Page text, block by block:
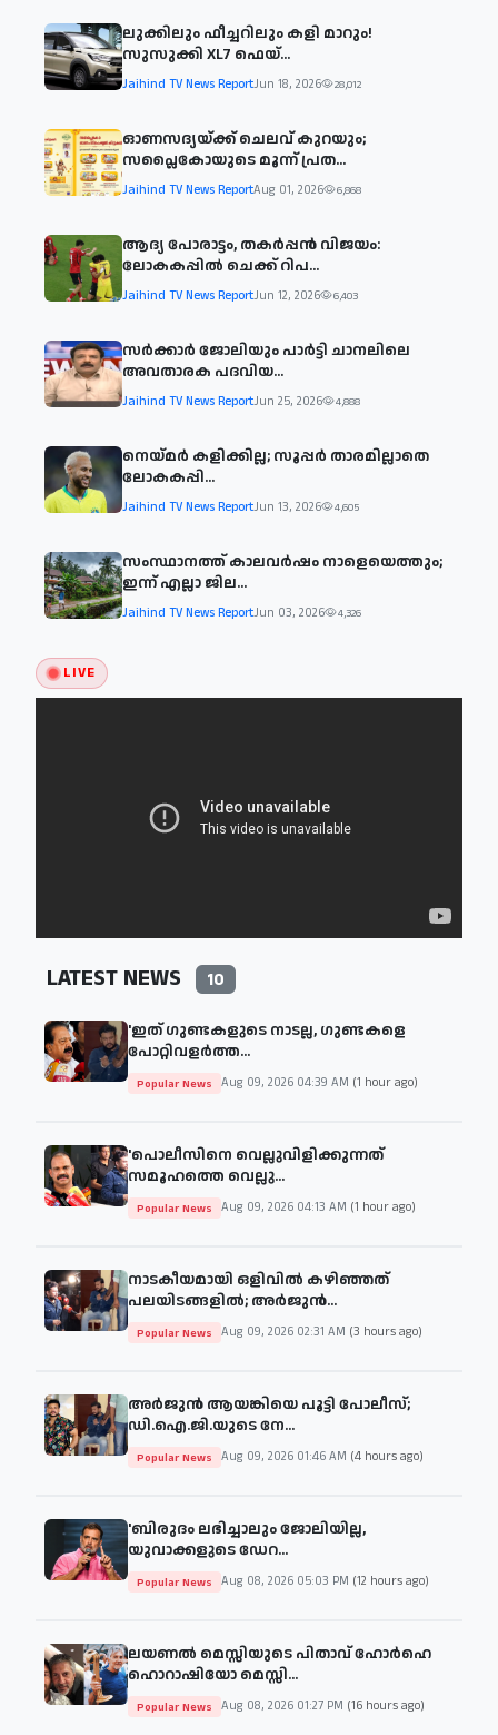
ലുക്കിലും ഫീച്ചറിലും കളി മാറും!
സുസുക്കി XL7 ഫെയ്‌...
Jaihind TV News ReportJun 18, 2026 28,012
ഓണസദ്യയ്ക്ക് ചെലവ് കുറയും;
സപ്ലൈകോയുടെ മൂന്ന് പ്രത...
Jaihind TV News ReportAug 01, 2026 6,868
ആദ്യ പോരാട്ടം, തകർപ്പൻ വിജയം:
ലോകകപ്പിൽ ചെക്ക് റിപ...
Jaihind TV News ReportJun 12, 2026 6,403
സര്‍ക്കാര്‍ ജോലിയും പാര്‍ട്ടി ചാനലിലെ
അവതാരക പദവിയ...
Jaihind TV News ReportJun 25, 2026 4,888
നെയ്മര്‍ കളിക്കില്ല; സൂപ്പര്‍ താരമില്ലാതെ
ലോകകപ്പി...
Jaihind TV News ReportJun 13, 2026 4,605
സംസ്ഥാനത്ത് കാലവര്‍ഷം നാളെയെത്തും;
ഇന്ന് എല്ലാ ജില...
Jaihind TV News ReportJun 03, 2026 4,326
LIVE
LATEST NEWS 10
'ഇത് ഗുണ്ടകളുടെ നാടല്ല, ഗുണ്ടകളെ
പോറ്റിവളർത്ത...
Popular News Aug 09, 2026 04:39 AM (1 hour ago)
'പൊലീസിനെ വെല്ലുവിളിക്കുന്നത്
സമൂഹത്തെ വെല്ലു...
Popular News Aug 09, 2026 04:13 AM (1 hour ago)
നാടകീയമായി ഒളിവിൽ കഴിഞ്ഞത്
പലയിടങ്ങളിൽ; അർജുൻ...
Popular News Aug 09, 2026 02:31 AM (3 hours ago)
അർജുൻ ആയങ്കിയെ പൂട്ടി പോലീസ്;
ഡി.ഐ.ജി.യുടെ നേ...
Popular News Aug 09, 2026 01:46 AM (4 hours ago)
'ബിരുദം ലഭിച്ചാലും ജോലിയില്ല,
യുവാക്കളുടെ ഡേറ...
Popular News Aug 08, 2026 05:03 PM (12 hours ago)
ലയണൽ മെസ്സിയുടെ പിതാവ് ഹോർഹെ
ഹൊറാഷിയോ മെസ്സി...
Popular News Aug 08, 2026 01:27 PM (16 hours ago)